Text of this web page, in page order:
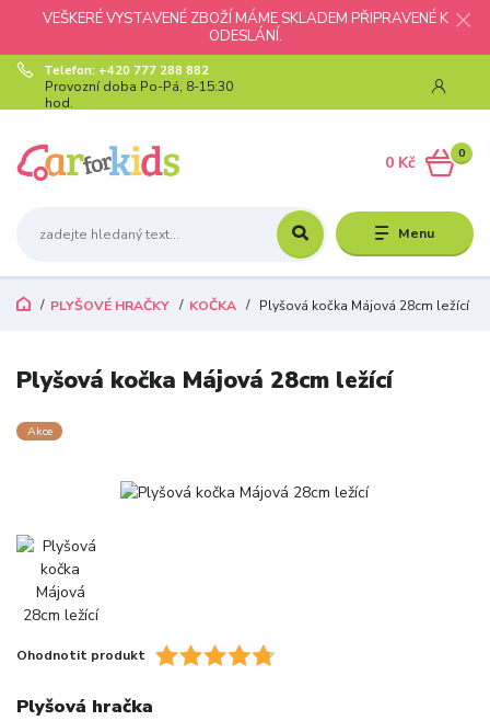
VEŠKERÉ VYSTAVENÉ ZBOŽÍ MÁME SKLADEM PŘIPRAVENÉ K
ODESLÁNÍ.
Menu
Telefon: +420 777 288 882
Provozní doba Po-Pá, 8-15:30
hod.
0
0 Kč
PLYŠOVÉ HRAČKY KOČKA Plyšová kočka Májová 28cm ležící
Plyšová kočka Májová 28cm ležící
Akce
Ohodnotit produkt
Plyšová hračka